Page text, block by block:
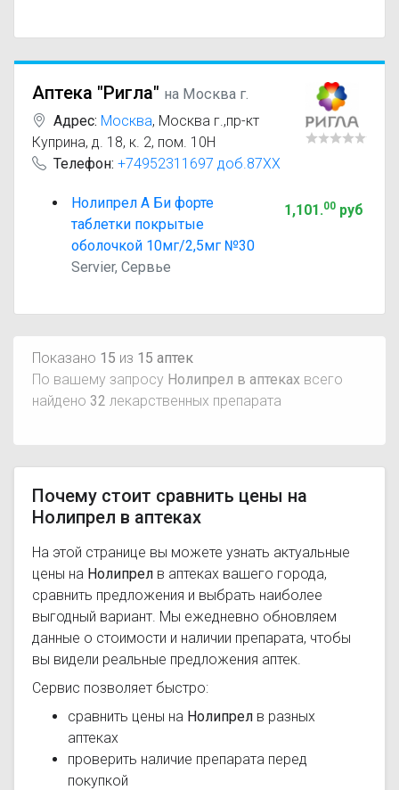
Аптека "Ригла" на Москва г.
Адрес: Москва, Москва г.,пр-кт
Куприна, д. 18, к. 2, пом. 10Н
Телефон: +74952311697 доб.87XX
Нолипрел А Би форте
таблетки покрытые
оболочкой 10мг/2,5мг №30
Servier, Сервье
1,101.00руб
Показано 15 из 15 аптек
По вашему запросу Нолипрел в аптеках всего
найдено 32 лекарственных препарата
Почему стоит сравнить цены на
Нолипрел в аптеках
На этой странице вы можете узнать актуальные
цены на Нолипрел в аптеках вашего города,
сравнить предложения и выбрать наиболее
выгодный вариант. Мы ежедневно обновляем
данные о стоимости и наличии препарата, чтобы
вы видели реальные предложения аптек.
Сервис позволяет быстро:
сравнить цены на Нолипрел в разных
аптеках
проверить наличие препарата перед
покупкой